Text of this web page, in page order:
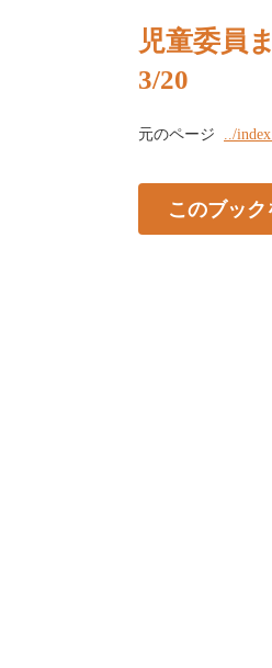
児童委員
3/20
元のページ ../
このブック